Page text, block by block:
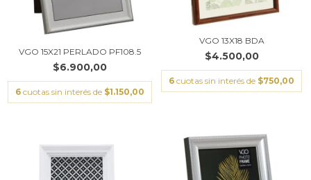
VGO 15X21 PERLADO PF108.5
$6.900,00
6 cuotas sin interés de $1.150,00
VGO 13X18 BDA
$4.500,00
6 cuotas sin interés de $750,00